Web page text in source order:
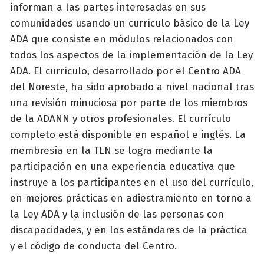
informan a las partes interesadas en sus
comunidades usando un currículo básico de la Ley
ADA que consiste en módulos relacionados con
todos los aspectos de la implementación de la Ley
ADA. El currículo, desarrollado por el Centro ADA
del Noreste, ha sido aprobado a nivel nacional tras
una revisión minuciosa por parte de los miembros
de la ADANN y otros profesionales. El currículo
completo está disponible en español e inglés. La
membresía en la TLN se logra mediante la
participación en una experiencia educativa que
instruye a los participantes en el uso del currículo,
en mejores prácticas en adiestramiento en torno a
la Ley ADA y la inclusión de las personas con
discapacidades, y en los estándares de la práctica
y el código de conducta del Centro.